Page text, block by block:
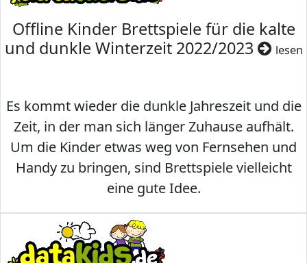
Offline Kinder Brettspiele für die kalte
und dunkle Winterzeit 2022/2023
lesen
Es kommt wieder die dunkle Jahreszeit und die
Zeit, in der man sich länger Zuhause aufhält.
Um die Kinder etwas weg von Fernsehen und
Handy zu bringen, sind Brettspiele vielleicht
eine gute Idee.